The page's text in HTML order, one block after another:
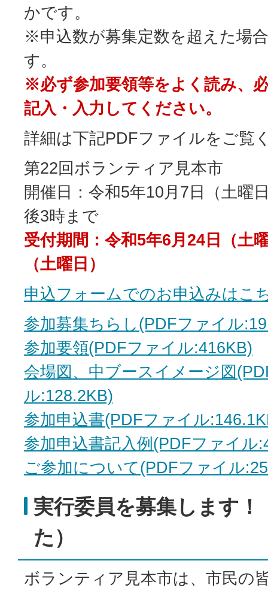
かです。
※申込数が募集定数を超えた場
す。
※必ず参加要領等をよく読み、
記入・入力してください。
詳細は下記PDFファイルをご覧
第22回ボランティア見本市
開催日：令和5年10月7日（土曜
後3時まで
受付期間：令和5年6月24日（土
（土曜日）
申込フォームでのお申込みはこ
参加募集ちらし(PDFファイル
参加要領(PDFファイル:416KB)
会場図、中ブースイメージ図
ル:128.2KB)
参加申込書(PDFファイル
参加申込書記入例(PDFファイル
ご参加について(PDFファイル
実行委員を募集します！
た）
ボランティア見本市は、市民の